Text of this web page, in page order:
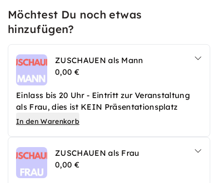
Möchtest Du noch etwas
hinzufügen?
ZUSCHAUEN als Mann
0,00 €
Einlass bis 20 Uhr - Eintritt zur Veranstaltung
als Frau, dies ist KEIN Präsentationsplatz
In den Warenkorb
ZUSCHAUEN als Frau
0,00 €